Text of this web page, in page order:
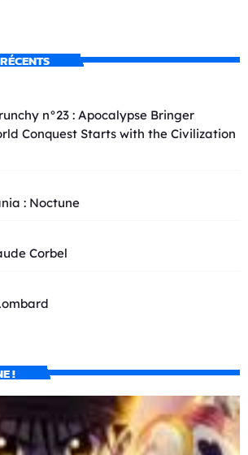
n°23 : Apocalypse Bringer
Conquest Starts with the Civilization
: Noctune
Corbel
!